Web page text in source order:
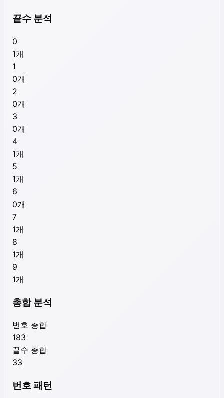
끝수 분석
0
1개
1
0개
2
0개
3
0개
4
1개
5
1개
6
0개
7
1개
8
1개
9
1개
총합 분석
번호 총합
183
끝수 총합
33
번호 패턴